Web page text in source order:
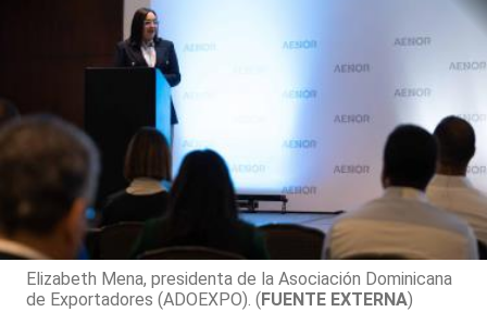
Elizabeth Mena, presidenta de la Asociación Dominicana
de Exportadores (ADOEXPO). (FUENTE EXTERNA)